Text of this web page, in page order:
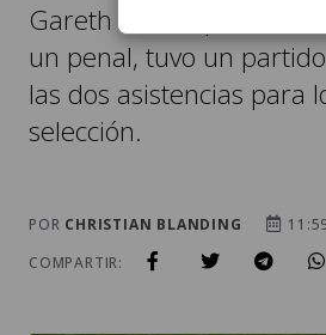
Gareth Bale, a pesar de
un penal, tuvo un
las dos asistencias para
selección.
POR CHRISTIAN BLANDING
COMPARTIR: